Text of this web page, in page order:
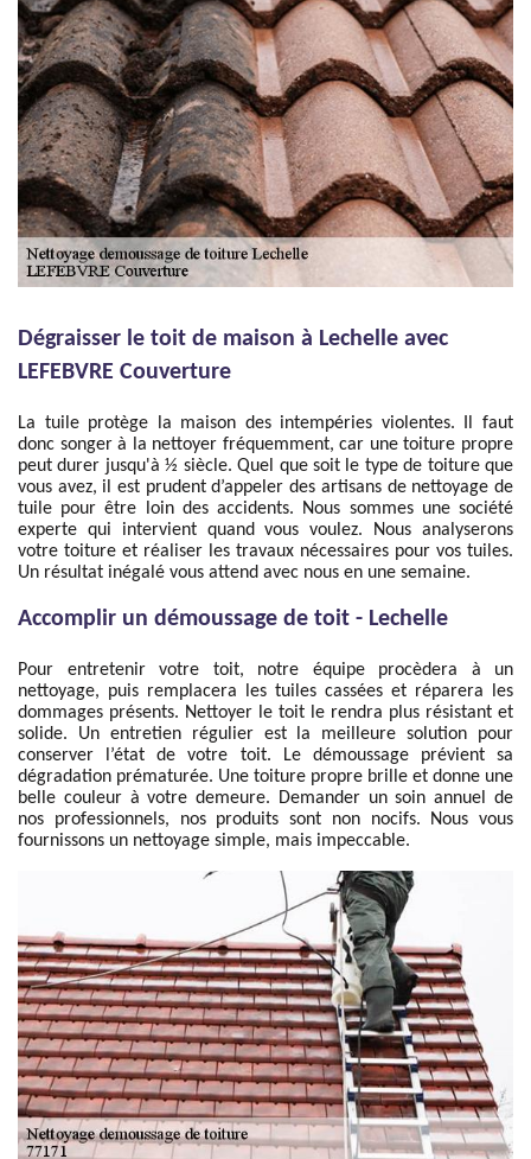
Dégraisser le toit de maison à Lechelle avec
LEFEBVRE Couverture
La tuile protège la maison des intempéries violentes. Il faut
donc songer à la nettoyer fréquemment, car une toiture propre
peut durer jusqu'à ½ siècle. Quel que soit le type de toiture que
vous avez, il est prudent d’appeler des artisans de nettoyage de
tuile pour être loin des accidents. Nous sommes une société
experte qui intervient quand vous voulez. Nous analyserons
votre toiture et réaliser les travaux nécessaires pour vos tuiles.
Un résultat inégalé vous attend avec nous en une semaine.
Accomplir un démoussage de toit - Lechelle
Pour entretenir votre toit, notre équipe procèdera à un
nettoyage, puis remplacera les tuiles cassées et réparera les
dommages présents. Nettoyer le toit le rendra plus résistant et
solide. Un entretien régulier est la meilleure solution pour
conserver l’état de votre toit. Le démoussage prévient sa
dégradation prématurée. Une toiture propre brille et donne une
belle couleur à votre demeure. Demander un soin annuel de
nos professionnels, nos produits sont non nocifs. Nous vous
fournissons un nettoyage simple, mais impeccable.